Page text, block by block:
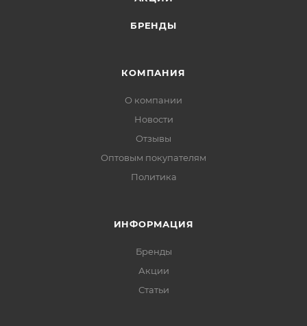
БРЕНДЫ
КОМПАНИЯ
О компании
Новости
Отзывы
Оптовым покупателям
Политика
ИНФОРМАЦИЯ
Бренды
Акции
Статьи